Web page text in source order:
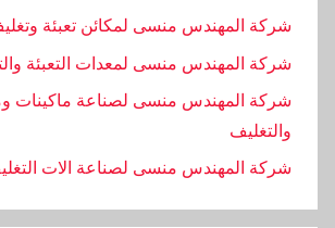
منسى لمكائن تعبئة وتغليف
منسى لمعدات التعبئة والتغليف
منسى لصناعة ماكينات ومواد التعبئة
منسى لصناعة الات التغليف